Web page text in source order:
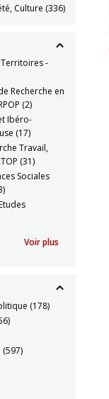
Culture (336)
-
Recherche en
(2)
Ibéro-
(17)
Travail,
(31)
Sociales
Voir plus
(178)
(597)